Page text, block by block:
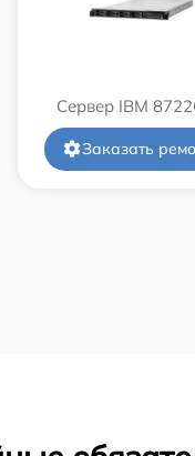
Сервер IBM
Заказать